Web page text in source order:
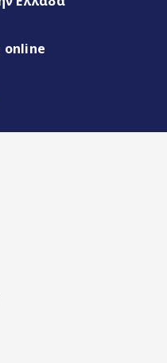
Ασύρματο
online